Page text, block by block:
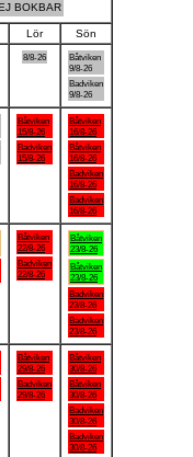
BOKBAR
Lör
Sön
8/8-26
Båtviken
9/8-26
Badviken
9/8-26
Båtviken
15/8-26
Badviken
15/8-26
Båtviken
16/8-26
Båtviken
16/8-26
Badviken
16/8-26
Badviken
16/8-26
Båtviken
22/8-26
Badviken
22/8-26
Båtviken
23/8-26
Båtviken
23/8-26
Badviken
23/8-26
Badviken
23/8-26
Båtviken
29/8-26
Badviken
29/8-26
Båtviken
30/8-26
Båtviken
30/8-26
Badviken
30/8-26
Badviken
30/8-26